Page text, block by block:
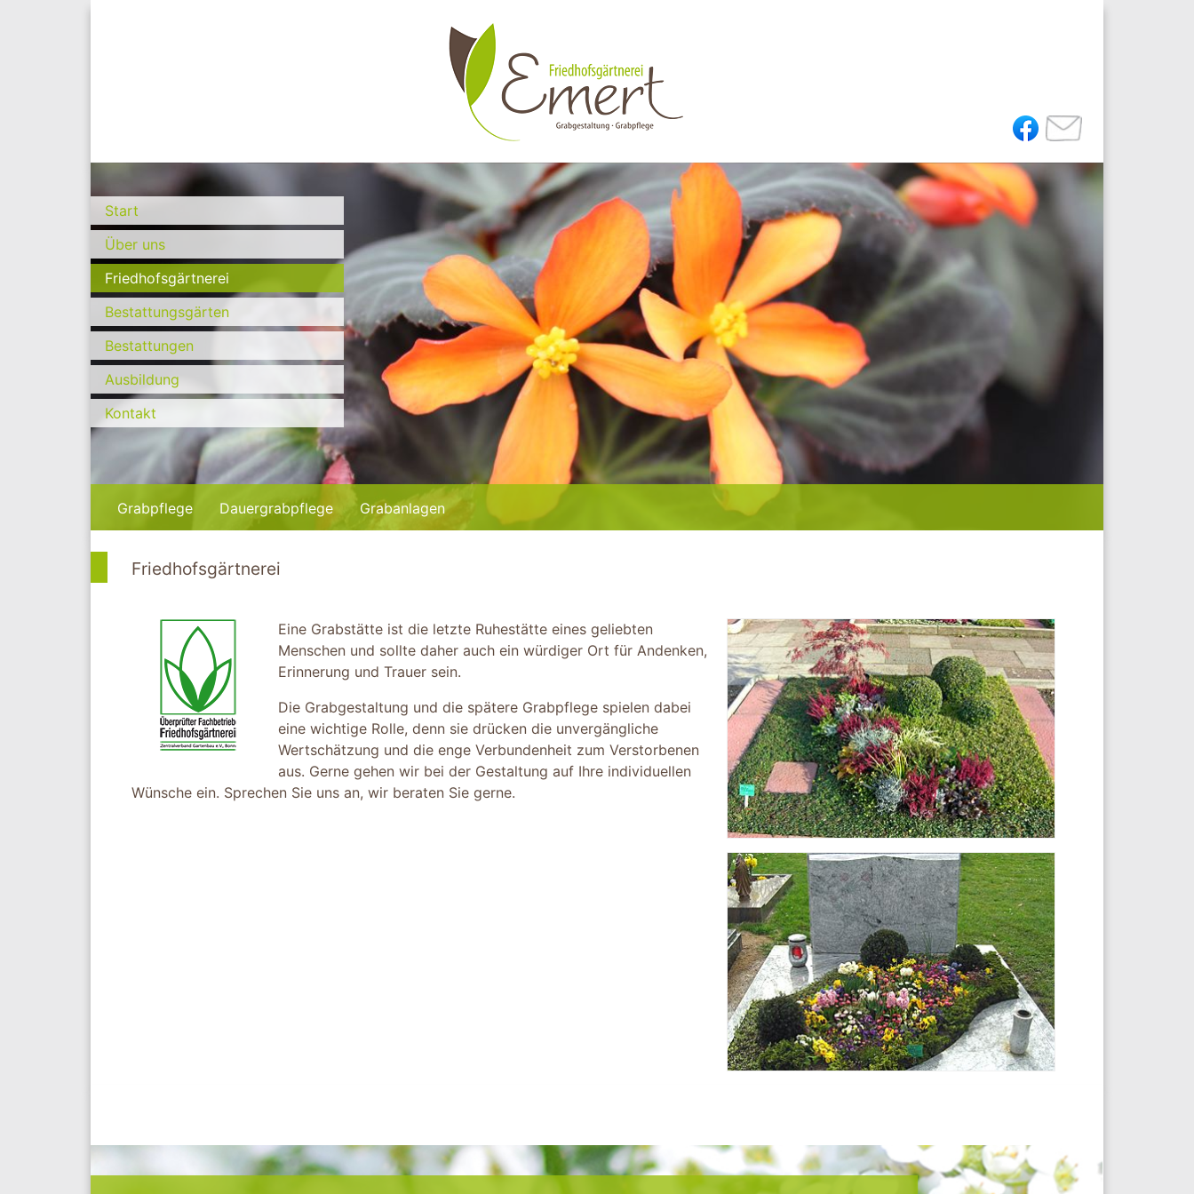
Start
Über uns
Friedhofsgärtnerei
Bestattungsgärten
Bestattungen
Ausbildung
Kontakt
Grabpflege Dauergrabpflege Grabanlagen
Friedhofsgärtnerei
Eine Grabstätte ist die letzte Ruhestätte eines geliebten
Menschen und sollte daher auch ein würdiger Ort für Andenken,
Erinnerung und Trauer sein.
Die Grabgestaltung und die spätere Grabpflege spielen dabei
eine wichtige Rolle, denn sie drücken die unvergängliche
Wertschätzung und die enge Verbundenheit zum Verstorbenen
aus. Gerne gehen wir bei der Gestaltung auf Ihre individuellen
Wünsche ein. Sprechen Sie uns an, wir beraten Sie gerne.